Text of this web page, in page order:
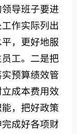
导班子要进
作实际列出
，更好地服
工。二是把
预算绩效管
成本费用效
，把好政策
成好各项财